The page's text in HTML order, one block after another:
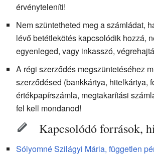
érvényteleníti!
Nem szüntetheted meg a számládat,
lévő betétlekötés kapcsolódik hozzá,
egyenleged, vagy inkasszó,
A régi szerződés megszüntetéséhez
szerződésed (bankkártya, hitelkártya,
értékpapírszámla, megtakarítási
fel kell mondanod!
Kapcsolódó források,
Sólyomné Szilágyi Mária, független